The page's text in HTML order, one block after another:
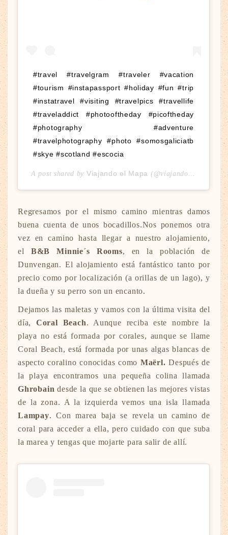
#travel #travelgram #traveler #vacation
#tourism #instapassport #holiday #fun #trip
#instatravel #visiting #travelpics #travellife
#traveladdict #photooftheday #picoftheday
#photography #adventure
#travelphotography #photo #somosgaliciatb
#skye #scotland #escocia
A post shared by Viajando el Mapa (@viajandoelmapa) on
Regresamos por el mismo camino mientras damos
buena cuenta de unos bocadillos.Nos ponemos otra
vez en camino hasta llegar a nuestro alojamiento,
el
B&B Minnie´s Rooms, en la población de
Dunvengan. El alojamiento está fantástico tanto por
precio como por localización (a orillas de un lago), y
la dueña y su perro son un encanto.
Dejamos las maletas y vamos con la última visita del
día, Coral Beach. Aunque reciba este nombre la
playa no está formada por corales, aunque se llame
Coral Beach, está formada por unas algas blancas de
aspecto coralino conocidas como Maërl. Después de
la playa encontramos una pequeña colina llamada
Ghrobain desde la que se obtienen las mejores vistas
de la zona. A la izquierda vemos una isla llamada
Lampay. Con marea baja se revela un camino de
coral para acceder a ella, pero cuidado con que suba
la marea y tengas que mojarte para salir de allí.